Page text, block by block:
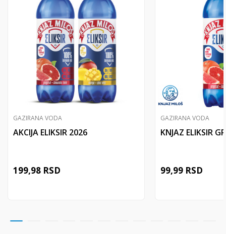
GAZIRANA VODA
AKCIJA ELIKSIR 2026
199,98 RSD
GAZIRANA VODA
KNJAZ ELIKSIR
99,99 RSD